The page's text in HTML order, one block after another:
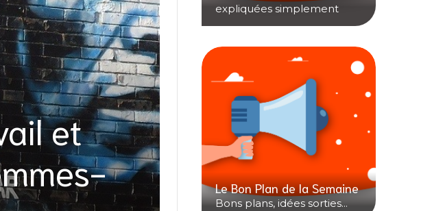
et
expliquées simplement
Le Bon Plan de la Semaine
Bons plans, idées sorties...